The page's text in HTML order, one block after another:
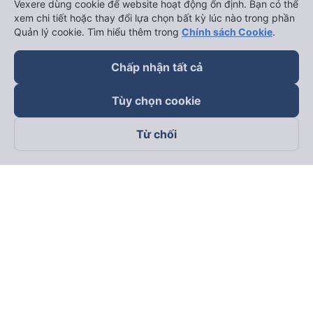
Vexere dùng cookie để website hoạt động ổn định. Bạn có thể
xem chi tiết hoặc thay đổi lựa chọn bất kỳ lúc nào trong phần
Quản lý cookie. Tìm hiểu thêm trong Chính sách Cookie.
Chấp nhận tất cả
Tùy chọn cookie
Từ chối